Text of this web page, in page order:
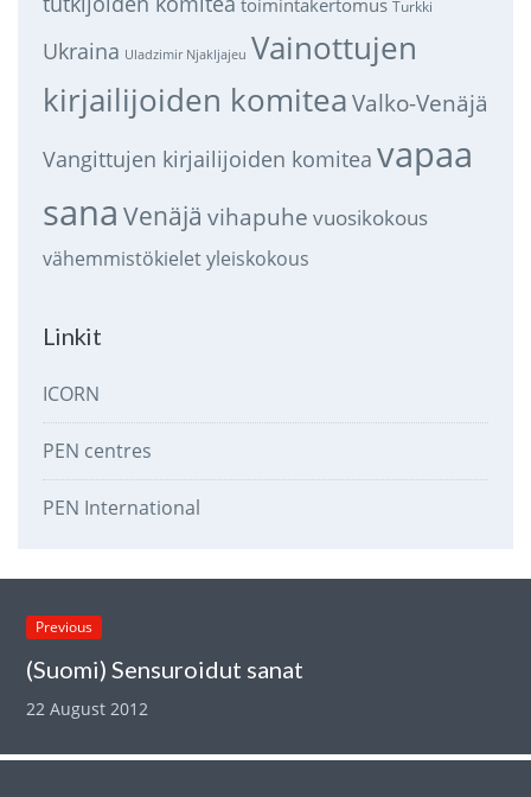
Turkki
Ukraina Uladzimir Njakljajeu Vainottujen
kirjailijoiden komitea Valko-Venäjä
Vangittujen kirjailijoiden komitea vapaa
sana Venäjä vihapuhe vuosikokous
vähemmistökieletyleiskokous
Linkit
ICORN
PEN centres
PEN International
Previous
(Suomi) Sensuroidut sanat
22 August 2012